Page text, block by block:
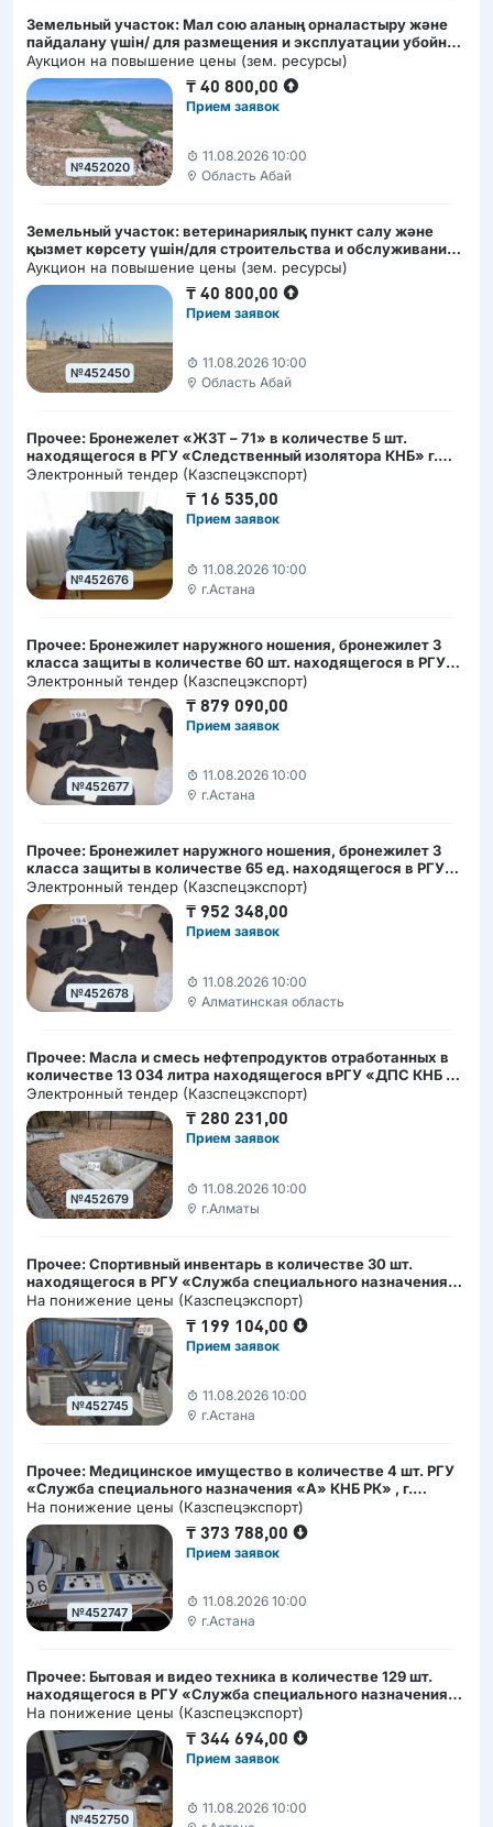
Земельный участок: Мал сою аланың орналастыру және
пайдалану үшін/ для размещения и эксплуатации убойной
площадки
Аукцион на повышение цены (зем. ресурсы)
№452020
₸40 800,00
Прием заявок
11.08.2026 10:00
Область Абай
Земельный участок: ветеринариялық пункт салу және
қызмет көрсету үшін/для строительства и обслуживания
ветеринарного пункта
Аукцион на повышение цены (зем. ресурсы)
№452450
₸40 800,00
Прием заявок
11.08.2026 10:00
Область Абай
Прочее: Бронежелет «ЖЗТ – 71» в количестве 5 шт.
находящегося в РГУ «Следственный изолятора КНБ» г.
Астана
Электронный тендер (Казспецэкспорт)
№452676
₸ 16 535,00
Прием заявок
11.08.2026 10:00
г.Астана
Прочее: Бронежилет наружного ношения, бронежилет 3
класса защиты в количестве 60 шт. находящегося в РГУ
«Служба специального назначения «А» КНБ РК» , г.
Астана, ул. Армандастар 2/1
Электронный тендер (Казспецэкспорт)
№452677
₸879 090,00
Прием заявок
11.08.2026 10:00
г.Астана
Прочее: Бронежилет наружного ношения, бронежилет 3
класса защиты в количестве 65 ед. находящегося в РГУ
«Служба специального назначения «А» КНБ РК»,
Алматинская область, Жамбылский район, п. Каргалы
Электронный тендер (Казспецэкспорт)
№452678
₸ 952 348,00
Прием заявок
11.08.2026 10:00
Алматинская область
Прочее: Масла и смесь нефтепродуктов отработанных в
количестве 13 034 литра находящегося вРГУ «ДПС КНБ РК
по Алматинской области», г.Алматы, ПУ по Карасайскому
р-ну, г. Алматы, ул. Наурызбай батыра, 77
Электронный тендер (Казспецэкспорт)
№452679
₸ 280 231,00
Прием заявок
11.08.2026 10:00
г.Алматы
Прочее: Спортивный инвентарь в количестве 30 шт.
находящегося в РГУ «Служба специального назначения
«А» КНБ РК» , г. Астана, ул. Армандастар 2/1
На понижение цены (Казспецэкспорт)
№452745
₸ 199 104,00
Прием заявок
11.08.2026 10:00
г.Астана
Прочее: Медицинское имущество в количестве 4 шт. РГУ
«Служба специального назначения «А» КНБ РК» , г.
Астана, ул. Армандастар 2/1
На понижение цены (Казспецэкспорт)
№452747
₸373 788,00
Прием заявок
11.08.2026 10:00
г.Астана
Прочее: Бытовая и видео техника в количестве 129 шт.
находящегося в РГУ «Служба специального назначения
«А» КНБ РК» , г. Астана, ул. Армандастар 2/1
На понижение цены (Казспецэкспорт)
№452750
₸344 694,00
Прием заявок
11.08.2026 10:00